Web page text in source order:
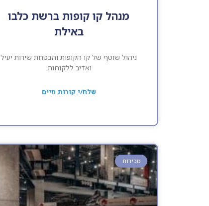
מנהל קו קופות ברשת כלבו
באילת
ניהול שוטף של קו הקופות והבטחת שירות יעיל
ואדיב ללקוחות.
שלח/י קורות חיים
מכירות